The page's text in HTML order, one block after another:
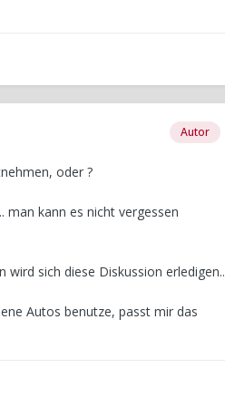
Autor
oder ?
kann es nicht vergessen
sich diese Diskussion erledigen..
Autos benutze, passt mir das